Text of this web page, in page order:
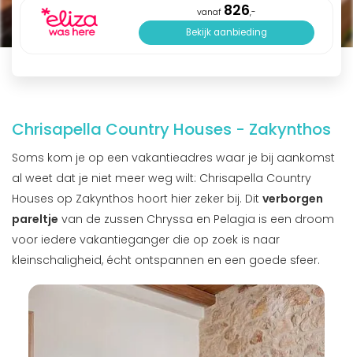
vanaf 826,-
Bekijk aanbieding
Chrisapella Country Houses - Zakynthos
Soms kom je op een vakantieadres waar je bij aankomst
al weet dat je niet meer weg wilt: Chrisapella Country
Houses op Zakynthos hoort hier zeker bij. Dit verborgen
pareltje van de zussen Chryssa en Pelagia is een droom
voor iedere vakantieganger die op zoek is naar
kleinschaligheid, écht ontspannen en een goede sfeer.